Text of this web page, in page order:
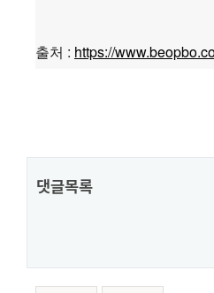
출처 : https://
댓글목록